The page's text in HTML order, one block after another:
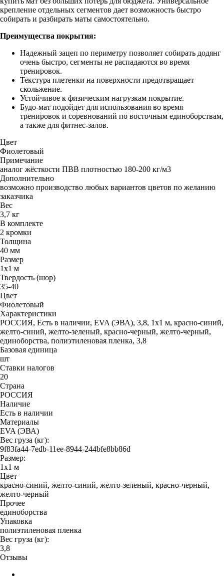
крепление отдельных сегментов дает возможность быстро
собирать и разбирать маты самостоятельно.
Преимущества покрытия:
Надежный зацеп по периметру позволяет собирать додянг
очень быстро, сегменты не распадаются во время
тренировок.
Текстура плетенки на поверхности предотвращает
скольжение.
Устойчивое к физическим нагрузкам покрытие.
Будо-мат подойдет для использования во время
тренировок и соревнований по восточным единоборствам,
а также для фитнес-залов.
Цвет
Фиолетовый
Примечание
аналог жёсткости ПВВ плотностью 180-200 кг/м3
Дополнительно
возможно производство любых вариантов цветов по желанию
заказчика
Вес
3,7 кг
В комплекте
2 кромки
Толщина
40 мм
Размер
1х1 м
Твердость (шор)
35-40
Цвет
Фиолетовый
Характеристики
РОССИЯ, Есть в наличии, EVA (ЭВА), 3,8, 1х1 м, красно-синий,
желто-синий, желто-зеленый, красно-черный, желто-черный,
единоборства, полиэтиленовая пленка, 3,8
Базовая единица
шт
Ставки налогов
20
Страна
РОССИЯ
Наличие
Есть в наличии
Материалы
EVA (ЭВА)
Вес груза (кг):
9f83fa44-7edb-11ee-8944-244bfe8bb86d
Размер:
1х1 м
Цвет
красно-синий, желто-синий, желто-зеленый, красно-черный,
желто-черный
Прочее
единоборства
Упаковка
полиэтиленовая пленка
Вес груза (кг):
3,8
Отзывы